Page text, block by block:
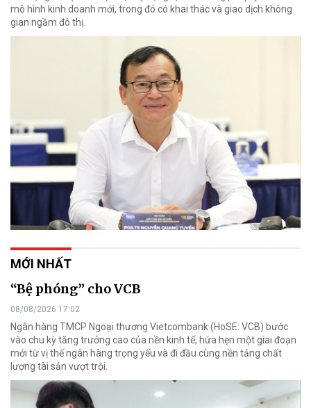
mô hình kinh doanh mới, trong đó có khai thác và giao dịch không
gian ngầm đô thị.
MỚI NHẤT
“Bệ phóng” cho VCB
08/08/2026 17:02
Ngân hàng TMCP Ngoại thương Vietcombank (HoSE: VCB) bước
vào chu kỳ tăng trưởng cao của nền kinh tế, hứa hẹn một giai đoạn
mới từ vị thế ngân hàng trọng yếu và đi đầu cùng nền tảng chất
lượng tài sản vượt trội.